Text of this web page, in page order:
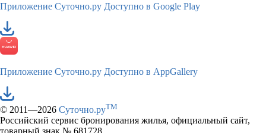
Приложение Суточно.ру Доступно в Google Play
Приложение Суточно.ру Доступно в AppGallery
© 2011—2026 Суточно.руTM
Российский сервис бронирования жилья, официальный сайт,